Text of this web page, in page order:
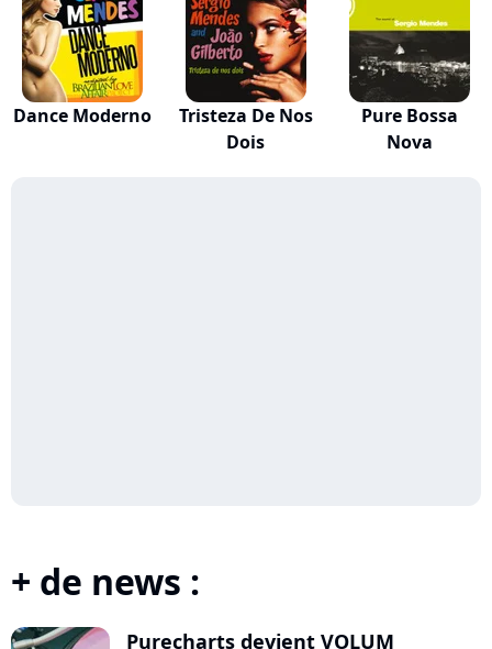
Dance Moderno
Tristeza De Nos
Dois
Pure Bossa
Nova
+ de news :
Purecharts devient VOLUM